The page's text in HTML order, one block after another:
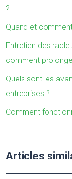
?
Quand et
Entretien des
comment
Quels sont les
entreprises ?
Comment
Articles